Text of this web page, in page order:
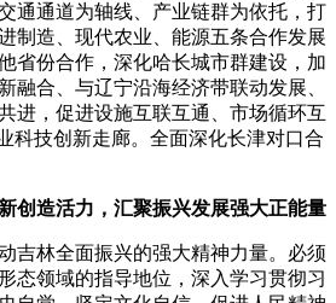
通通道为轴线、产业链群为依托，打
制造、现代农业、能源五条合作发展
省份合作，深化哈长城市群建设，加
融合、与辽宁沿海经济带联动发展、
进，促进设施互联互通、市场循环互
科技创新走廊。全面深化长津对口合
创造活力，汇聚振兴发展强大正能量
林全面振兴的强大精神力量。必须
态领域的指导地位，深入学习贯彻习